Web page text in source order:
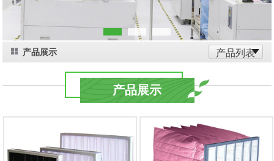
产品展示 产品列表
产品展示